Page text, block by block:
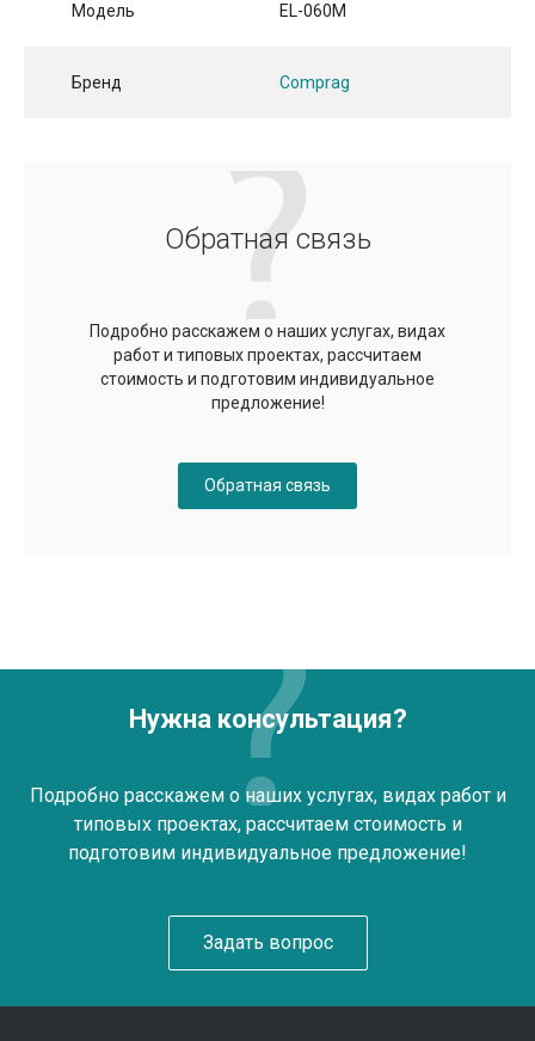
Модель EL-060M
Бренд Comprag
Обратная связь
Подробно расскажем о наших услугах, видах
работ и типовых проектах, рассчитаем
стоимость и подготовим индивидуальное
предложение!
Обратная связь
Нужна консультация?
Подробно расскажем о наших услугах, видах работ и
типовых проектах, рассчитаем стоимость и
подготовим индивидуальное предложение!
Задать вопрос